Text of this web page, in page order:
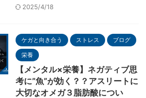
2025/4/18
ケガと向き合う ストレス ブログ
栄養
【メンタル×栄養】ネガティブ思
考に”魚”が効く？？アスリートに
大切なオメガ３脂肪酸につい